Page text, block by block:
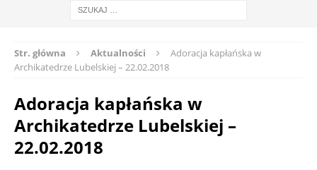
Str. główna Aktualności
Adoracja kapłańska w
Archikatedrze Lubelskiej – 22.02.2018
Adoracja kapłańska w
Archikatedrze Lubelskiej –
22.02.2018